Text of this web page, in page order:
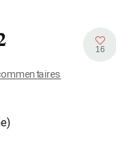
16
)